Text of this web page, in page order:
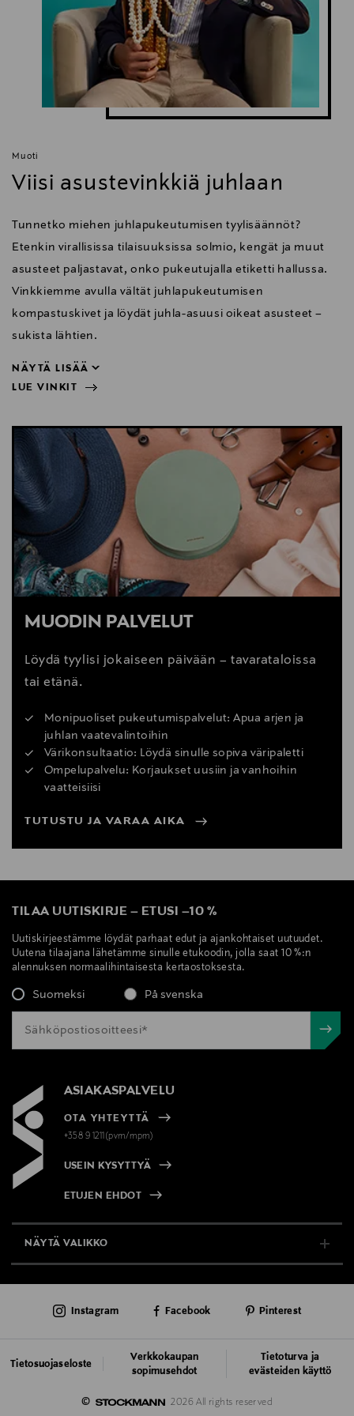
Muoti
Viisi asustevinkkiä juhlaan
Tunnetko miehen juhlapukeutumisen tyylisäännöt?
Etenkin virallisissa tilaisuuksissa solmio, kengät ja muut
asusteet paljastavat, onko pukeutujalla etiketti hallussa.
Vinkkiemme avulla vältät juhlapukeutumisen
kompastuskivet ja löydät juhla-asuusi oikeat asusteet –
sukista lähtien.
NÄYTÄ LISÄÄ
LUE VINKIT
NÄYTÄ VÄHEMMÄN
LUE VINKIT
MUODIN PALVELUT
Löydä tyylisi jokaiseen päivään – tavarataloissa
tai etänä.
Monipuoliset pukeutumispalvelut: Apua arjen ja
juhlan vaatevalintoihin
Värikonsultaatio: Löydä sinulle sopiva väripaletti
Ompelupalvelu: Korjaukset uusiin ja vanhoihin
vaatteisiisi
TUTUSTU JA VARAA AIKA
TILAA UUTISKIRJE – ETUSI –10 %
Uutiskirjeestämme löydät parhaat edut ja ajankohtaiset uutuudet.
Uutena tilaajana lähetämme sinulle etukoodin, jolla saat 10 %:n
alennuksen normaalihintaisesta kertaostoksesta.
Suomeksi På svenska
ASIAKASPALVELU
OTA YHTEYTTÄ
+358 9 1211(pvm/mpm)
USEIN KYSYTTYÄ
ETUJEN EHDOT
NÄYTÄ VALIKKO
AJANKOHTAISTA
©
2026 All rights reserved
Tietosuojaseloste
Verkkokaupan
sopimusehdot
Tietoturva ja
evästeiden käyttö
Instagram Facebook Pinterest